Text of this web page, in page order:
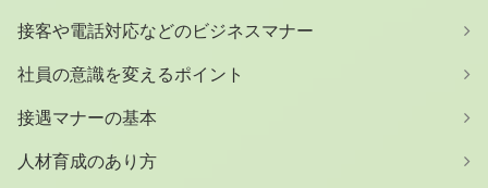
接客や電話対応などのビジネスマナー
社員の意識を変えるポイント
接遇マナーの基本
人材育成のあり方